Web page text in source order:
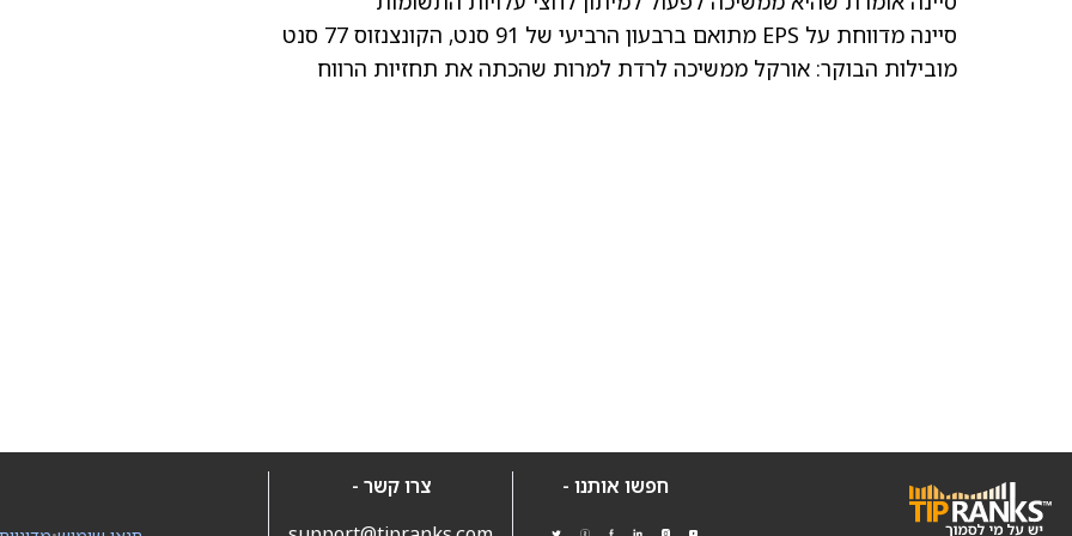
סיינה מדווחת על EPS מתואם ברבעון הרביעי של 91 סנט, הקונצנזוס 77 סנט
מובילות הבוקר: אורקל ממשיכה לרדת למרות שהכתה את תחזיות הרווח
חפשו אותנו -
צרו קשר -